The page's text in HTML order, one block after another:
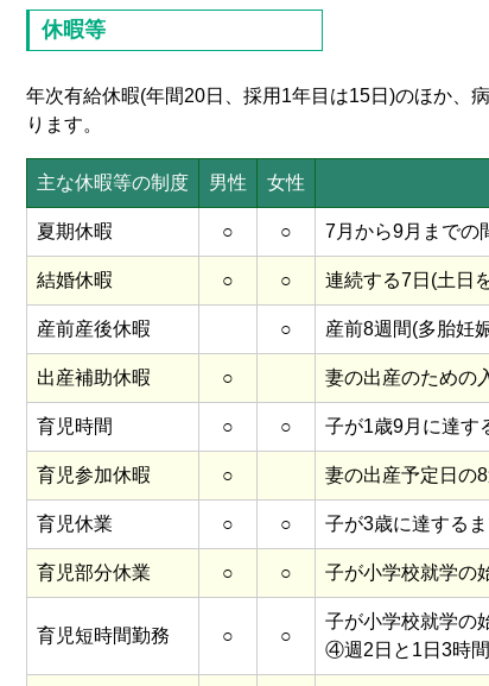
休暇等
年次有給休暇(年間20日、採用1年目は15日)のほか、
ります。
主な休暇等の制度 男性 女性
夏期休暇 ○ ○ 7月から9月までの
結婚休暇 ○ ○ 連続する7日(土日
産前産後休暇 ○ 産前8週間(多胎妊
出産補助休暇 ○ 妻の出産のための
育児時間 ○ ○ 子が1歳9月に達す
育児参加休暇 ○ 妻の出産予定日の
育児休業 ○ ○ 子が3歳に達する
育児部分休業 ○ ○ 子が小学校就学の
育児短時間勤務 ○ ○
子が小学校就学の
④週2日と1日3時